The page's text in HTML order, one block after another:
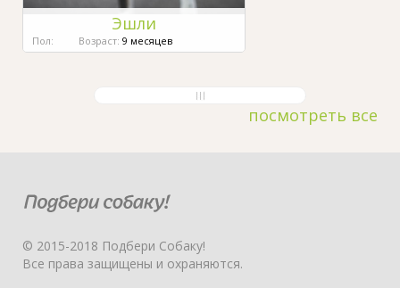
Эшли
Пол: Возраст: 9 месяцев
посмотреть все
© 2015-2018 Подбери Собаку!
Все права защищены и охраняются.